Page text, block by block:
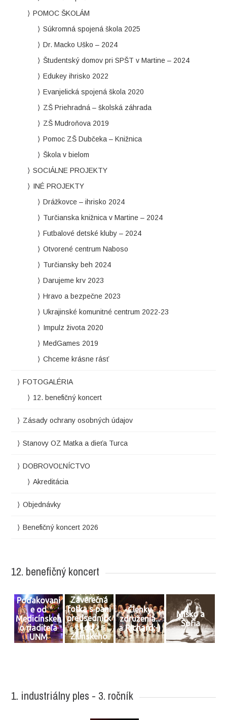
POMOC ŠKOLÁM
Súkromná spojená škola 2025
Dr. Macko Uško – 2024
Študentský domov pri SPŠT v Martine – 2024
Edukey ihrisko 2022
Evanjelická spojená škola 2020
ZŠ Priehradná – školská záhrada
ZŠ Mudroňova 2019
Pomoc ZŠ Dubčeka – Knižnica
Škola v bielom
SOCIÁLNE PROJEKTY
INÉ PROJEKTY
Drážkovce – ihrisko 2024
Turčianska knižnica v Martine – 2024
Futbalové detské kluby – 2024
Otvorené centrum Naboso
Turčiansky beh 2024
Darujeme krv 2023
Hravo a bezpečne 2023
Ukrajinské komunitné centrum 2022-23
Impulz života 2020
MedGames 2019
Chceme krásne rásť
FOTOGALÉRIA
12. benefičný koncert
Zásady ochrany osobných údajov
Stanovy OZ Matka a dieťa Turca
DOBROVOĽNÍCTVO
Akreditácia
Objednávky
Benefičný koncert 2026
12. benefičný koncert
Poďakovani
e od
Medicínskeh
o riaditeľa
UNM
Záverečná
fotka s pani
predsedníčk
ou
Žilinského
samosprávn
Členky
združenia...
a Richard:-)
Miško a
Sofia
1. industriálny ples - 3. ročník